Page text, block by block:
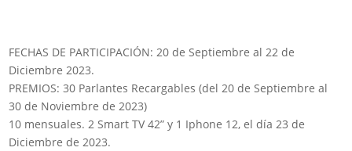
FECHAS DE PARTICIPACIÓN: 20 de Septiembre al 22 de
Diciembre 2023.
PREMIOS: 30 Parlantes Recargables (del 20 de Septiembre al
30 de Noviembre de 2023)
10 mensuales. 2 Smart TV 42” y 1 Iphone 12, el día 23 de
Diciembre de 2023.